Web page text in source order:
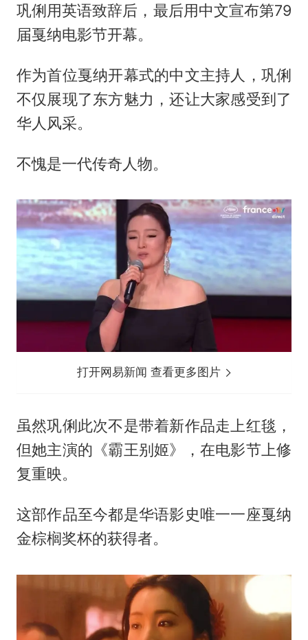
巩俐用英语致辞后，最后用中文宣布第79
届戛纳电影节开幕。
作为首位戛纳开幕式的中文主持人，巩俐
不仅展现了东方魅力，还让大家感受到了
华人风采。
不愧是一代传奇人物。
打开网易新闻 查看更多图片
虽然巩俐此次不是带着新作品走上红毯，
但她主演的《霸王别姬》，在电影节上修
复重映。
这部作品至今都是华语影史唯一一座戛纳
金棕榈奖杯的获得者。